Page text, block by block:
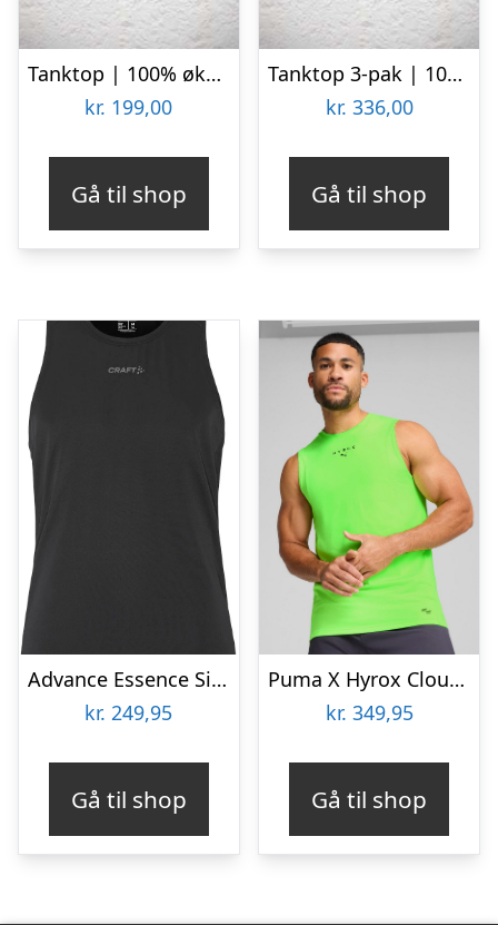
Tanktop | 100% økologisk bomuld | Lys grå
kr. 199,00
Gå til shop
Tanktop 3-pak | 100% bomuld | Hvid
kr. 336,00
Gå til shop
Advance Essence Singlet Tanktop
kr. 249,95
Gå til shop
Puma X Hyrox Cloudspun Tanktop
kr. 349,95
Gå til shop